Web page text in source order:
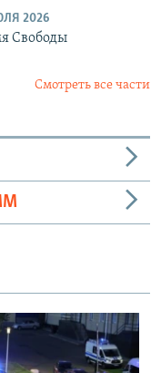
2026
Свободы
Смотреть все части